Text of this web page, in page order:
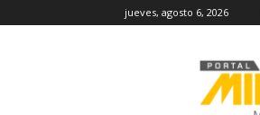
jueves, agosto 6, 2026